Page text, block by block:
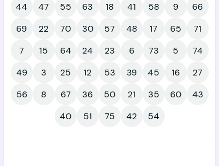
44 47 55 63 18 41 58 9
66
69
22 70 30 57 48 17 65
71
7
15 64 24 23 6 73 5
74
49
3 25 12 53 39 45 16
27
56
8 67 36 50 21 35 60
43
40
51 75 42 54